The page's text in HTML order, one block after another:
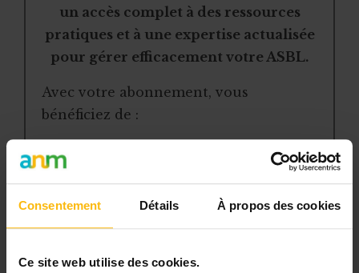
Consentement Détails À propos des cookies
Ce site web utilise des cookies.
un accès complet à des ressources
pratiques et à une expertise actualisée
pour gérer efficacement votre ASBL.
Avec votre abonnement, vous
bénéficiez de :
des articles, dossiers et conseils
pratiques régulièrement mis à jour
jurisprudence